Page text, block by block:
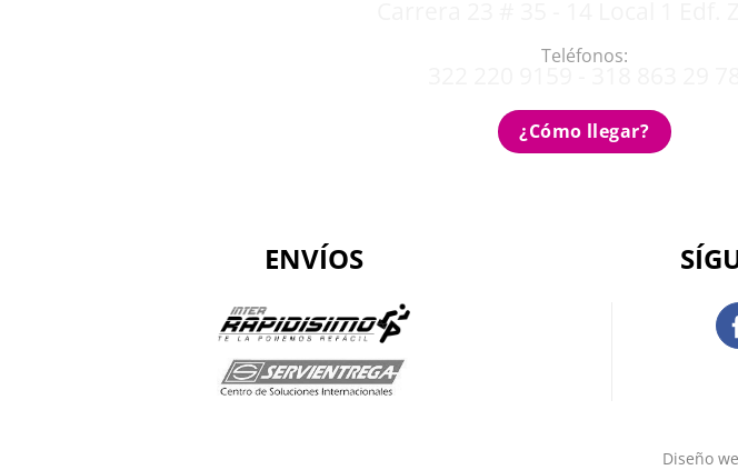
Teléfonos:
¿Cómo llegar?
ENVÍOS
Diseño